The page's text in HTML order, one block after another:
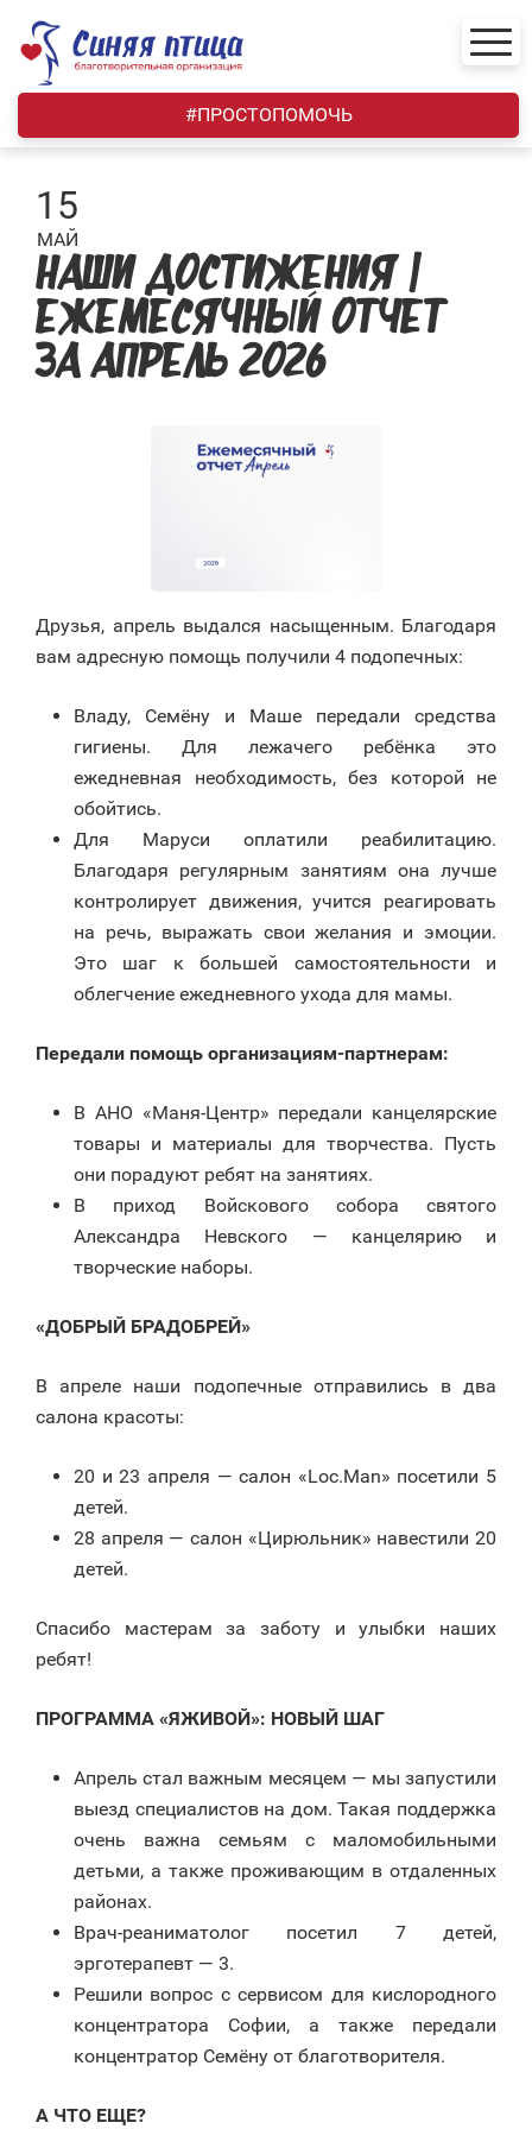
content
#ПРОСТОПОМОЧЬ
15
МАЙ
НАШИ ДОСТИЖЕНИЯ |
ЕЖЕМЕСЯЧНЫЙ ОТЧЕТ
ЗА АПРЕЛЬ 2026
Друзья, апрель выдался насыщенным. Благодаря
вам адресную помощь получили 4 подопечных:
Владу, Семёну и Маше передали средства
гигиены. Для лежачего ребёнка это
ежедневная необходимость, без которой не
обойтись.
Для Маруси оплатили реабилитацию.
Благодаря регулярным занятиям она лучше
контролирует движения, учится реагировать
на речь, выражать свои желания и эмоции.
Это шаг к большей самостоятельности и
облегчение ежедневного ухода для мамы.
Передали помощь организациям-партнерам:
В АНО «Маня-Центр» передали канцелярские
товары и материалы для творчества. Пусть
они порадуют ребят на занятиях.
В приход Войскового собора святого
Александра Невского — канцелярию и
творческие наборы.
«ДОБРЫЙ БРАДОБРЕЙ»
В апреле наши подопечные отправились в два
салона красоты:
20 и 23 апреля — салон «Loc.Man» посетили 5
детей.
28 апреля — салон «Цирюльник» навестили 20
детей.
Спасибо мастерам за заботу и улыбки наших
ребят!
ПРОГРАММА «ЯЖИВОЙ»: НОВЫЙ ШАГ
Апрель стал важным месяцем — мы запустили
выезд специалистов на дом. Такая поддержка
очень важна семьям с маломобильными
детьми, а также проживающим в отдаленных
районах.
Врач-реаниматолог посетил 7 детей,
эрготерапевт — 3.
Решили вопрос с сервисом для кислородного
концентратора Софии, а также передали
концентратор Семёну от благотворителя.
А ЧТО ЕЩЕ?